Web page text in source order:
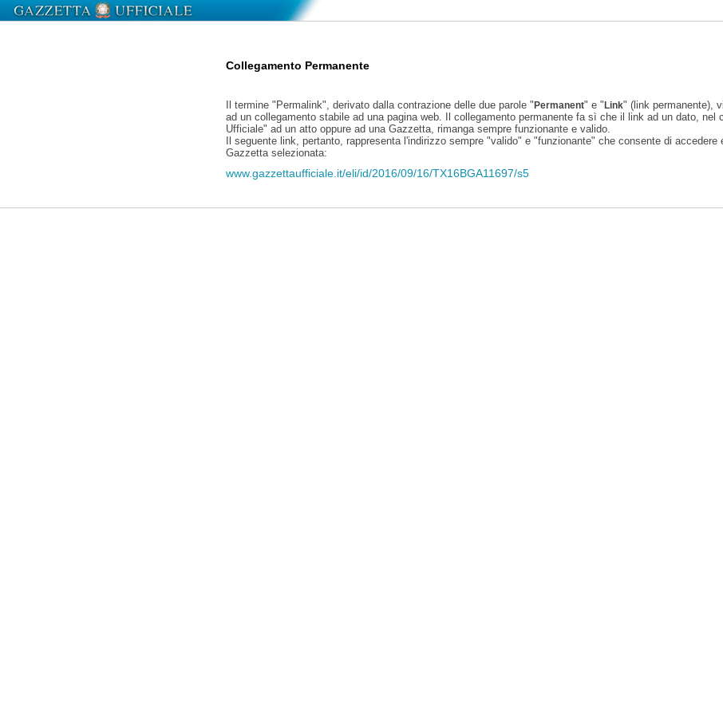
Collegamento Permanente
Il termine "Permalink", derivato dalla contrazione delle due parole "Permanent" e "Link" (link permanente),
ad un collegamento stabile ad una pagina web. Il collegamento permanente fa sì che il link ad un dato, nel
Ufficiale" ad un atto oppure ad una Gazzetta, rimanga sempre funzionante e valido.
Il seguente link, pertanto, rappresenta l'indirizzo sempre "valido" e "funzionante" che consente di
Gazzetta selezionata:
www.gazzettaufficiale.it/eli/id/2016/09/16/TX16BGA11697/s5